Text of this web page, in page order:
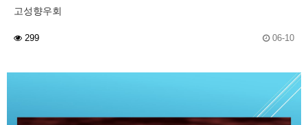
고성향우회
299 06-10